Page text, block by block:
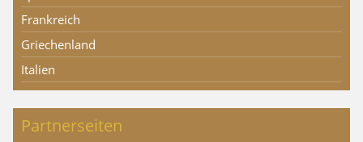
Frankreich
Griechenland
Italien
Partnerseiten